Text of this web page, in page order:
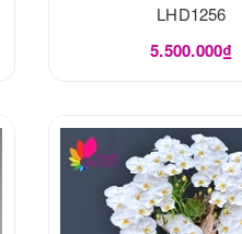
LHD1256
5.500.000₫